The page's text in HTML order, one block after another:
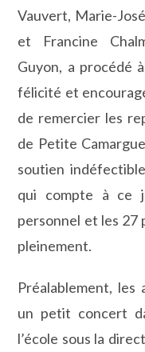
Vauvert, Marie-
et Francine
Guyon, a procédé
félicité et
de remercier les
de Petite
soutien
qui compte à ce
personnel et les 27
pleinement.
Préalablement, les
un petit concert
l’école sous la